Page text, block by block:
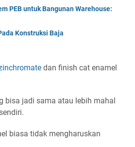
PEB untuk Bangunan Warehouse:
Konstruksi Baja
dan finish cat enamel
bisa jadi sama atau lebih mahal
biasa tidak mengharuskan